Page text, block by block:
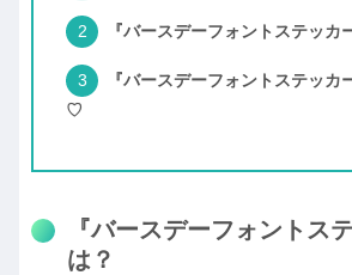
『バースデーフォントステッカ
『バースデーフォントステッカ
♡
『バースデーフォントス
は？